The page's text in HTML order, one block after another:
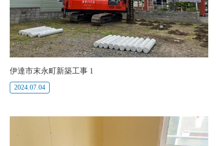
伊達市末永町新築工事 1
2024.07.04